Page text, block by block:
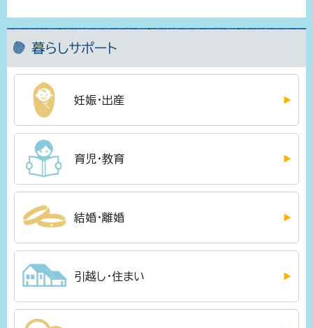
暮らしサポート
妊娠・出産
育児・教育
結婚・離婚
引越し・住まい